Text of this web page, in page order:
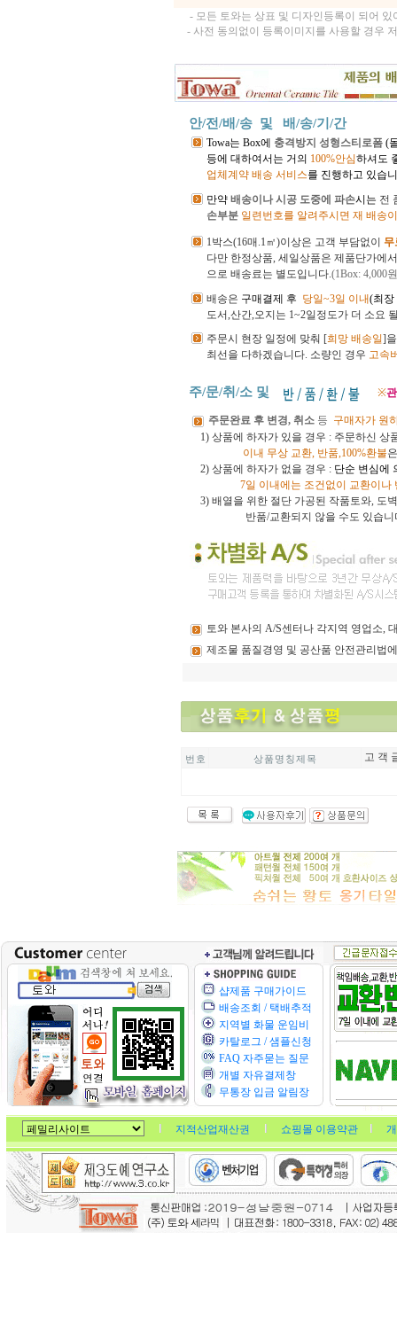
- 모든 토와는 상표 및 디자인등록이 되어
- 사전 동의없이 등록이미지를 사용할 경우
안/전/배/송 및 배/송/기/간
Towa는 Box에 충격방지 성형스티로폼 (
등에 대하여서는 거의 100%안심하셔도
업체계약 배송 서비스를 진행하고 있습
만약 배송이나 시공 도중에 파손시는 전
손부분 일련번호를 알려주시면 재 배송
1박스(16매.1㎡)이상은 고객 부담없이 무
다만 한정상품, 세일상품은 제품단가에
으로 배송료는 별도입니다.(1Box: 4,000
배송은 구매결제 후 당일~3일 이내(최장
도서,산간,오지는 1~2일정도가 더 소요
주문시 현장 일정에 맞춰 [희망 배송일]
최선을 다하겠습니다. 소량인 경우 고속
주/문/취/소 및 ※
주문완료 후 변경, 취소 등 구매자가 원
1) 상품에 하자가 있을 경우 : 주문하신 상
이내 무상 교환, 반품,100%환불
2) 상품에 하자가 없을 경우 : 단순 변심에
7일 이내에는 조건없이 교환이나
3) 배열을 위한 절단 가공된 작품토와, 도
반품/교환되지 않을 수도 있습니
토와 본사의 A/S센터나 각지역 영업소,
제조물 품질경영 및 공산품 안전관리법
번 호 상 품 명 칭 제 목 고 객
샵제품 구매가이드
배송조회 / 택배추적
지역별 화물 운임비
카탈로그 / 샘플신청
FAQ 자주묻는 질문
개별 자유결제창
무통장 입금 알림장
지적산업재산권 쇼핑몰 이용약관